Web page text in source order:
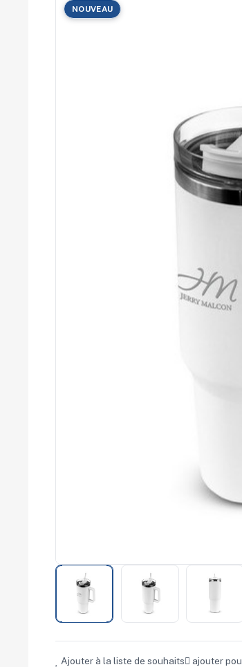
Cérémonies
Récompenses
NOUVEAU
Ajouter à la liste de souhaits ajouter